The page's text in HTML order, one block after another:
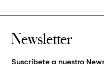
Newsletter
Suscríbete a nuestro